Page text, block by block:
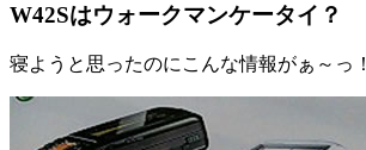
W42Sはウォークマンケータイ？
寝ようと思ったのにこんな情報がぁ～っ！